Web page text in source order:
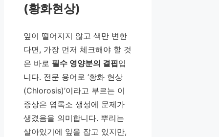
(황화현상)
잎이 떨어지지 않고 색만 변한
다면, 가장 먼저 체크해야 할 것
은 바로 필수 영양분의 결핍입
니다. 전문 용어로 ‘황화 현상
(Chlorosis)’이라고 부르는 이
증상은 엽록소 생성에 문제가
생겼음을 의미합니다. 뿌리는
살아있기에 잎을 잡고 있지만,